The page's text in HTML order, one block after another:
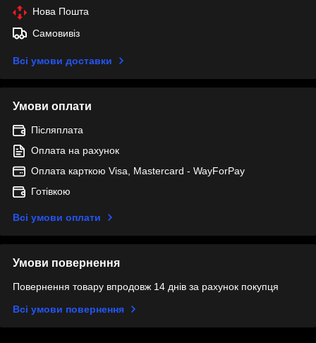
Нова Пошта
Самовивіз
Всі умови доставки
Умови оплати
Післяплата
Оплата на рахунок
Оплата карткою Visa, Mastercard - WayForPay
Готівкою
Всі умови оплати
Умови повернення
Повернення товару впродовж 14 днів за рахунок покупця
Всі умови повернення